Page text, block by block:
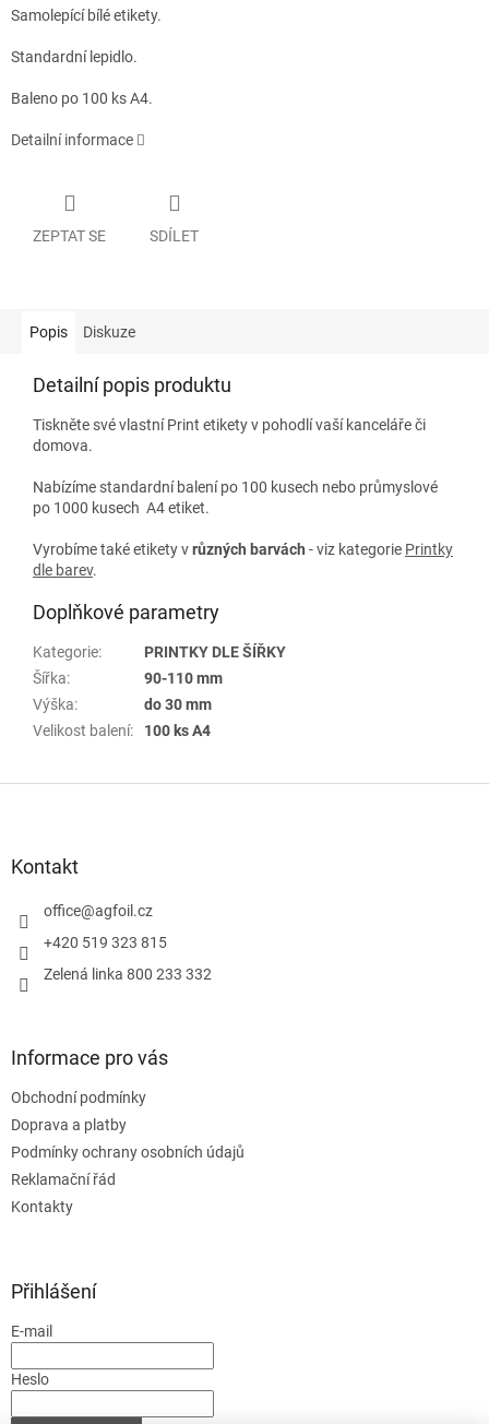
Samolepící bílé etikety.
Standardní lepidlo.
Baleno po 100 ks A4.
Detailní informace
ZEPTAT SE SDÍLET
Popis Diskuze
Detailní popis produktu
Tiskněte své vlastní Print etikety v pohodlí vaší kanceláře či
domova.
Nabízíme standardní balení po 100 kusech nebo průmyslové
po 1000 kusech A4 etiket.
Vyrobíme také etikety vrůzných barvách - viz kategorie Printky
dle barev.
Doplňkové parametry
Kategorie:
PRINTKY DLE ŠÍŘKY
Šířka:
90-110 mm
Výška:
do 30 mm
Velikost balení: 100 ks A4
Kontakt
office@agfoil.cz
+420 519 323 815
Zelená linka 800 233 332
Informace pro vás
Obchodní podmínky
Doprava a platby
Podmínky ochrany osobních údajů
Reklamační řád
Kontakty
Přihlášení
E-mail
Heslo